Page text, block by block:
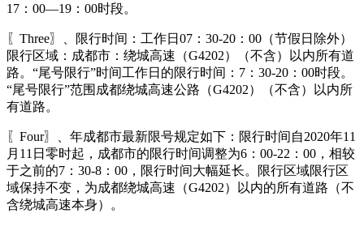
17：00—19：00时段。
〖Three〗、限行时间：工作日07：30-20：00（节假日除外）
限行区域：成都市：绕城高速（G4202）（不含）以内所有道
路。“尾号限行”时间工作日的限行时间：7：30-20：00时段。
“尾号限行”范围成都绕城高速公路（G4202）（不含）以内所
有道路。
〖Four〗、年成都市最新限号规定如下：限行时间自2020年11
月11日零时起，成都市的限行时间调整为6：00-22：00，相较
于之前的7：30-8：00，限行时间大幅延长。限行区域限行区
域保持不变，为成都绕城高速（G4202）以内的所有道路（不
含绕城高速本身）。